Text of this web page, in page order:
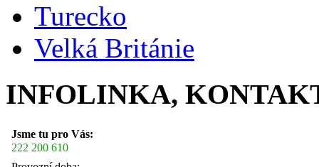
Turecko
Velká Británie
INFOLINKA,
Jsme tu pro Vás:
222 200 610